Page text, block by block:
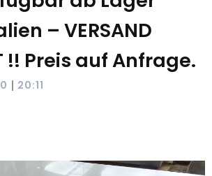
– VERSAND
!! Preis auf Anfrage.
| 20:11